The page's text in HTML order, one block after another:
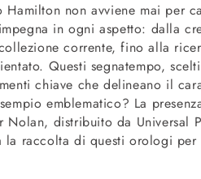
non avviene mai per
in ogni aspetto: dalla
corrente, fino alla
Questi segnatempo,
chiave che delineano il
emblematico? La
distribuito da Universal
raccolta di questi orologi